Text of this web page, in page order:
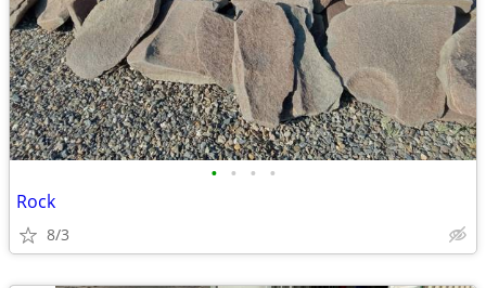
• • • •
Rock
8/3